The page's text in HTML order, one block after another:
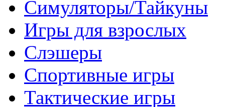
Симуляторы/Тайкуны
Игры для взрослых
Слэшеры
Спортивные игры
Тактические игры